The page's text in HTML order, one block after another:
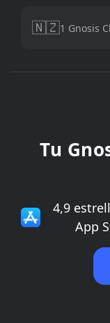
🇳🇿1 Gnosis
Tu
4,9
App